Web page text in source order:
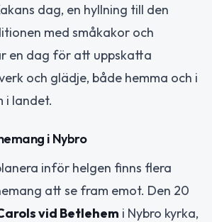
dag, en hyllning till den
med småkakor och
en dag för att uppskatta
och glädje, både hemma och i
i landet.
i Nybro
inför helgen finns flera
att se fram emot. Den 20
vid Betlehem i Nybro kyrka,